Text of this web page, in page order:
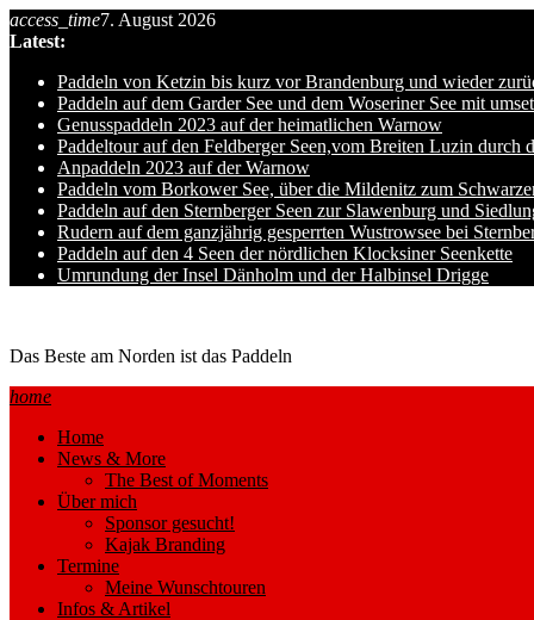
Skip
to
access_time7. August 2026
Latest:
Paddeln von Ketzin bis kurz vor Brandenburg und wieder
Paddeln auf dem Garder See und dem Woseriner See mit
Genusspaddeln 2023 auf der heimatlichen Warnow
Paddeltour auf den Feldberger Seen,vom Breiten Luzin
Anpaddeln 2023 auf der Warnow
Paddeln vom Borkower See, über die Mildenitz zum
Paddeln auf den Sternberger Seen zur Slawenburg und
Rudern auf dem ganzjährig gesperrten Wustrowsee bei
Paddeln auf den 4 Seen der nördlichen Klocksiner Seenkette
Umrundung der Insel Dänholm und der Halbinsel Drigge
Das Beste am Norden ist das Paddeln
home
Home
News & More
The Best of Moments
Über mich
Sponsor gesucht!
Kajak Branding
Termine
Meine Wunschtouren
Infos & Artikel